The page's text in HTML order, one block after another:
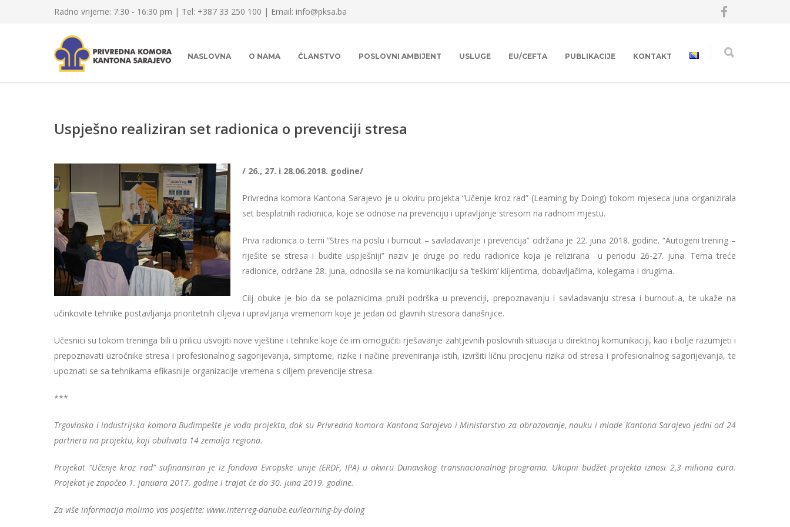
Radno vrijeme: 7:30 - 16:30 pm | Tel: +387 33 250 100 | Email: info@pksa.ba
NASLOVNA O NAMA ČLANSTVO POSLOVNI AMBIJENT USLUGE EU/CEFTA PUBLIKACIJE KONTAKT
Uspješno realiziran set radionica o prevenciji stresa
/ 26., 27. i 28.06.2018. godine/
Privredna komora Kantona Sarajevo je u okviru projekta “Učenje kroz rad” (Learning by Doing) tokom mjeseca juna organizirala
set besplatnih radionica, koje se odnose na prevenciju i upravljanje stresom na radnom mjestu.
Prva radionica o temi “Stres na poslu i burnout – savladavanje i prevencija” održana je 22. juna 2018. godine. “Autogeni trening –
riješite se stresa i budite uspješniji” naziv je druge po redu radionice koja je relizirana u periodu 26-27. juna. Tema treće
radionice, održane 28. juna, odnosila se na komunikaciju sa ‘teškim’ klijentima, dobavljačima, kolegama i drugima.
Cilj obuke je bio da se polaznicima pruži podrška u prevenciji, prepoznavanju i savladavanju stresa i burnout-a, te ukaže na
učinkovite tehnike postavljanja prioritetnih ciljeva i upravljanja vremenom koje je jedan od glavnih stresora današnjice.
Učesnici su tokom treninga bili u prilicu usvojiti nove vještine i tehnike koje će im omogućiti rješavanje zahtjevnih poslovnih situacija u direktnoj komunikaciji, kao i bolje razumjeti i
prepoznavati uzročnike stresa i profesionalnog sagorijevanja, simptome, rizike i načine preveniranja istih, izvršiti ličnu procjenu rizika od stresa i profesionalnog sagorijevanja, te
upoznati se sa tehnikama efikasnije organizacije vremena s ciljem prevencije stresa.
***
Trgovinska i industrijska komora Budimpešte je vođa projekta, dok su Privredna komora Kantona Sarajevo i Ministarstvo za obrazovanje, nauku i mlade Kantona Sarajevo jedni od 24
partnera na projektu, koji obuhvata 14 zemalja regiona.
Projekat “Učenje kroz rad” sufinansiran je iz fondova Evropske unije (ERDF, IPA) u okviru Dunavskog transnacionalnog programa. Ukupni budžet projekta iznosi 2,3 miliona eura.
Projekat je započeo 1. januara 2017. godine i trajat će do 30. juna 2019. godine.
Za više informacija molimo vas posjetite: www.interreg-danube.eu/learning-by-doing